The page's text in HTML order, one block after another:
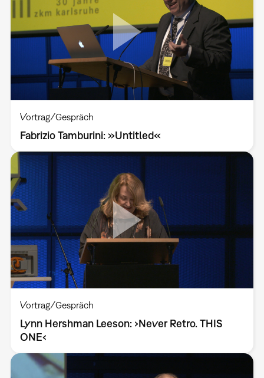
Vortrag/Gespräch
Fabrizio Tamburini: »Untitled«
Vortrag/Gespräch
Lynn Hershman Leeson: ›Never Retro. THIS
ONE‹